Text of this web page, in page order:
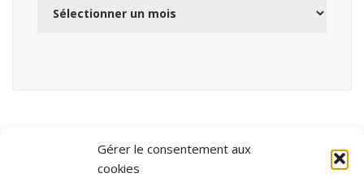
Gérer le consentement aux
cookies